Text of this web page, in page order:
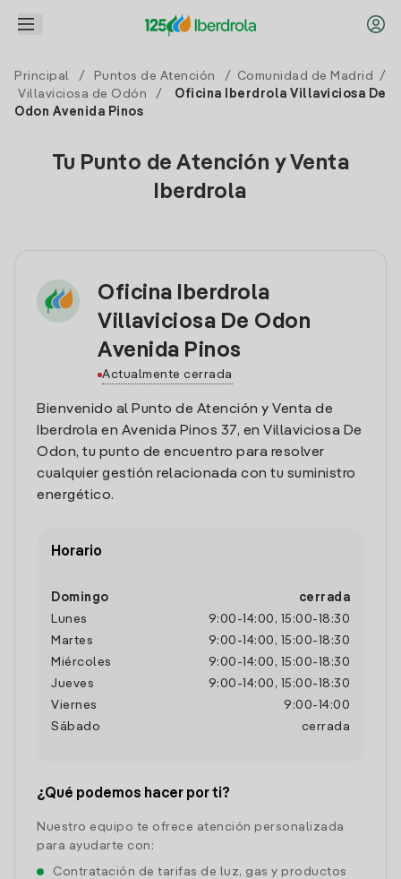
Principal / Puntos de Atención / Comunidad de Madrid
/
Villaviciosa de Odón
/
Oficina Iberdrola Villaviciosa De
Odon Avenida Pinos
Tu Punto de Atención y Venta
Iberdrola
Oficina Iberdrola
Villaviciosa De Odon
Avenida Pinos
Actualmente cerrada
Bienvenido al Punto de Atención y Venta de
Iberdrola en Avenida Pinos 37, en Villaviciosa De
Odon, tu punto de encuentro para resolver
cualquier gestión relacionada con tu suministro
energético.
Horario
Domingo
cerrada
Lunes
9:00 - 14:00 , 15:00- 18:30
Martes
9:00 - 14:00 , 15:00- 18:30
Miércoles
9:00 - 14:00 , 15:00- 18:30
Jueves
9:00 - 14:00 , 15:00- 18:30
Viernes
9:00- 14:00
Sábado
cerrada
¿Qué podemos hacer por ti?
Nuestro equipo te ofrece atención personalizada
para ayudarte con:
Contratación de tarifas de luz, gas y productos